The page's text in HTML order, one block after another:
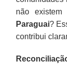
não
Paraguai?
contribui